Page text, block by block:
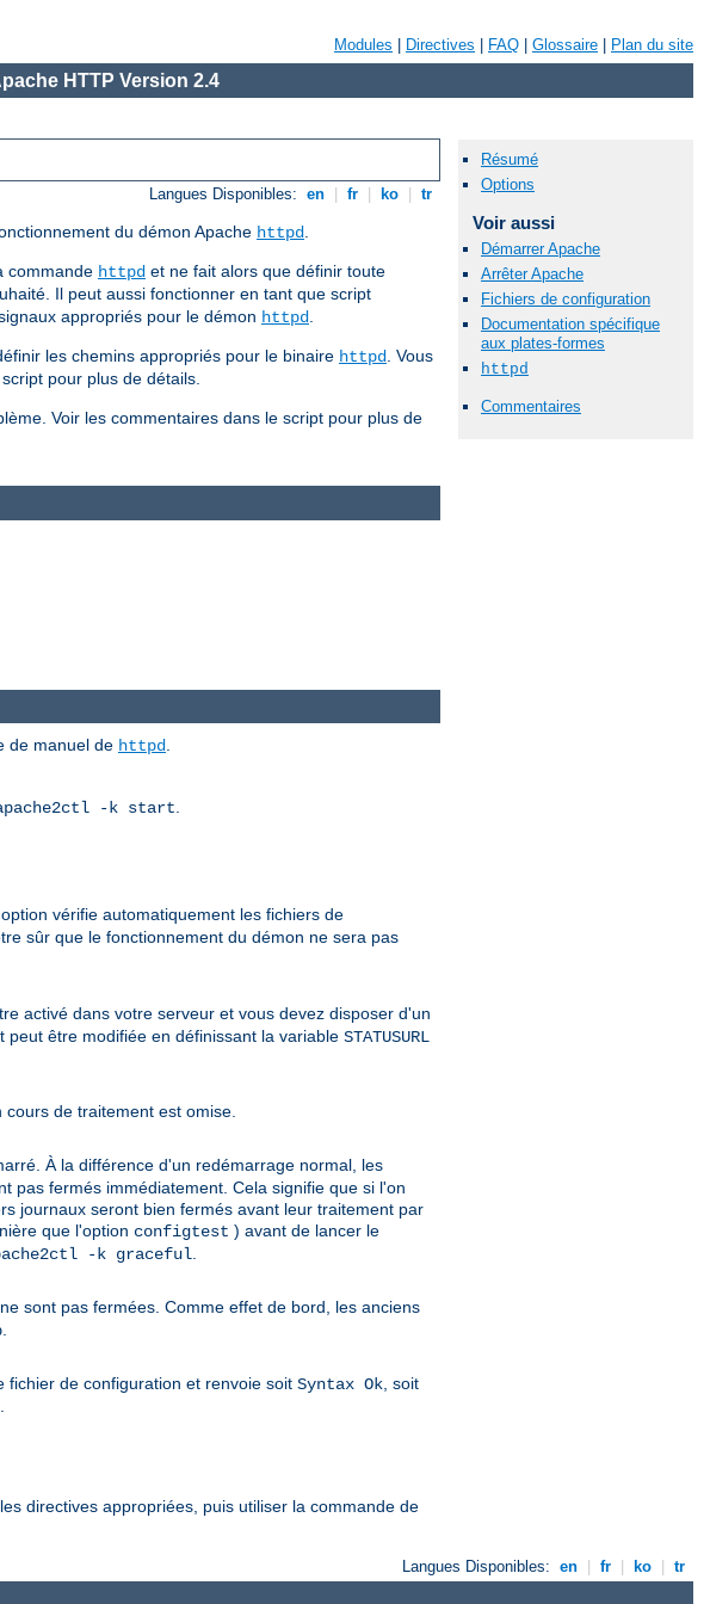
Modules Directives FAQ Glossaire Plan du site
HTTP Version 2.4
Langues Disponibles: en fr ko tr
du démon Apache httpd.
commande httpd et ne fait alors que définir toute
Il peut aussi fonctionner en tant que script
appropriés pour le démon httpd.
les chemins appropriés pour le binaire httpd. Vous
pour plus de détails.
Voir les commentaires dans le script pour plus de
Résumé
Options
Voir aussi
Démarrer Apache
Arrêter Apache
Fichiers de configuration
Documentation spécifique
aux plates-formes
httpd
Commentaires
de manuel de httpd
-k start
vérifie automatiquement les fichiers de
sûr que le fonctionnement du démon ne sera pas
activé dans votre serveur et vous devez disposer d'un
être modifiée en définissant la variable STATUSURL
cours de traitement est omise.
À la différence d'un redémarrage normal, les
pas fermés immédiatement. Cela signifie que si l'on
journaux seront bien fermés avant leur traitement par
que l'option configtest ) avant de lancer le
-k graceful
sont pas fermées. Comme effet de bord, les anciens
fichier de configuration et renvoie soit Syntax Ok , soit
directives appropriées, puis utiliser la commande de
Langues Disponibles: en fr ko tr